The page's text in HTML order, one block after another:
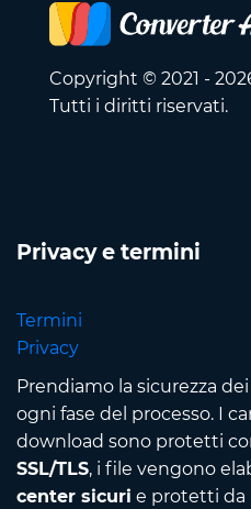
Copyright © 2021 -
Tutti i diritti riservati.
Privacy e termini
Termini
Privacy
Prendiamo la sicurezza
ogni fase del processo. I
download sono protetti
SSL/TLS, i file vengono
center sicuri e protetti da